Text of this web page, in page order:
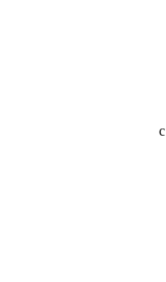
с